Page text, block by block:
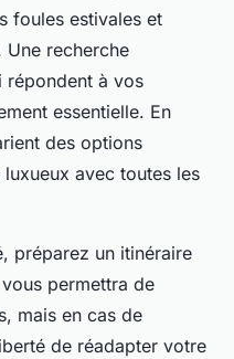
foules estivales et
Une recherche
répondent à vos
essentielle. En
des options
avec toutes les
préparez un itinéraire
permettra de
mais en cas de
de réadapter votre